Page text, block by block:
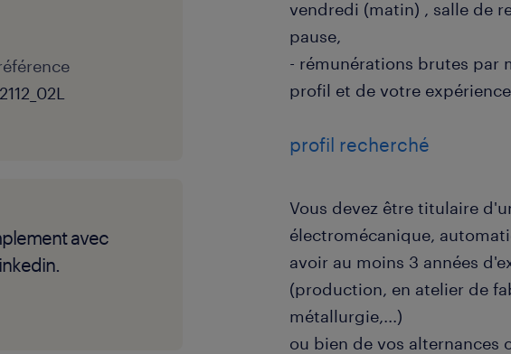
avec
vendredi (matin) , salle de
pause,
- rémunérations brutes par
profil et de votre
profil recherché
Vous devez être titulaire
électromécanique,
avoir au moins 3 années
(production, en atelier de
métallurgie,...)
ou bien de vos alternances